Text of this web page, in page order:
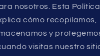
nosotros. Esta
cómo recopilamos,
y
visitas nuestro